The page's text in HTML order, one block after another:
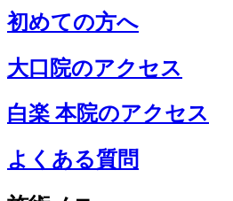
初めての方へ
大口院のアクセス
白楽 本院のアクセス
よくある質問